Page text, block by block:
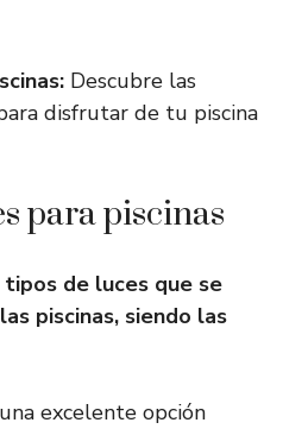
Descubre las
disfrutar de tu piscina
para piscinas
de luces que se
piscinas, siendo las
excelente opción